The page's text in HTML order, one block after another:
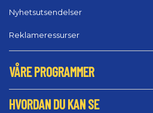
Nyhetsutsendelser
Reklameressurser
VÅRE PROGRAMMER
HVORDAN DU KAN SE